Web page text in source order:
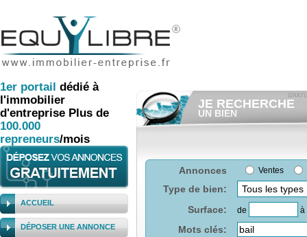
1er portail dédié à
l'immobilier
d'entreprise Plus de
100.000
repreneurs/mois
ACCUEIL
DÉPOSER UNE ANNONCE
JE RECHERCHE
UN BIEN
Consulter gratuitementles
RECHERCHER UNE
ANNONCE
Annonces Ventes
Type de bien:
Surface:
de à
Mots clés: